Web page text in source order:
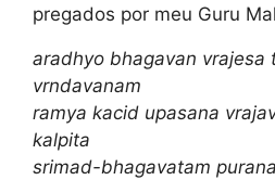
pregados por meu Guru
aradhyo bhagavan vrajesa
vrndavanam
ramya kacid upasana
kalpita
srimad-bhagavatam